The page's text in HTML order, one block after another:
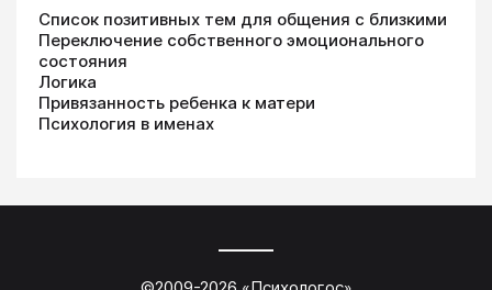
Список позитивных тем для общения с близкими
Переключение собственного эмоционального
состояния
Логика
Привязанность ребенка к матери
Психология в именах